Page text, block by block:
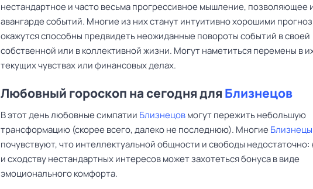
нестандартное и часто весьма прогрессивное мышление, позволяющее
авангарде событий. Многие из них станут интуитивно хорошими
окажутся способны предвидеть неожиданные повороты событий в своей
собственной или в коллективной жизни. Могут наметиться перемены в
текущих чувствах или финансовых делах.
Любовный гороскоп на сегодня для Близнецов
В этот день любовные симпатии Близнецовмогут пережить небольшую
трансформацию (скорее всего, далеко не последнюю). Многие Близнецы
почувствуют, что интеллектуальной общности и свободы недостаточно:
и сходству нестандартных интересов может захотеться бонуса в виде
эмоционального комфорта.